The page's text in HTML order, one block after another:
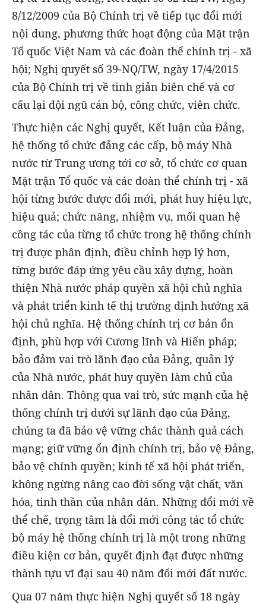
8/12/2009 của Bộ Chính trị về tiếp tục đổi mới
nội dung, phương thức hoạt động của Mặt trận
Tổ quốc Việt Nam và các đoàn thể chính trị - xã
hội; Nghị quyết số 39-NQ/TW, ngày 17/4/2015
của Bộ Chính trị về tinh giản biên chế và cơ
cấu lại đội ngũ cán bộ, công chức, viên chức.
Thực hiện các Nghị quyết, Kết luận của Đảng,
hệ thống tổ chức đảng các cấp, bộ máy Nhà
nước từ Trung ương tới cơ sở, tổ chức cơ quan
Mặt trận Tổ quốc và các đoàn thể chính trị - xã
hội từng bước được đổi mới, phát huy hiệu lực,
hiệu quả; chức năng, nhiệm vụ, mối quan hệ
công tác của từng tổ chức trong hệ thống chính
trị được phân định, điều chỉnh hợp lý hơn,
từng bước đáp ứng yêu cầu xây dựng, hoàn
thiện Nhà nước pháp quyền xã hội chủ nghĩa
và phát triển kinh tế thị trường định hướng xã
hội chủ nghĩa. Hệ thống chính trị cơ bản ổn
định, phù hợp với Cương lĩnh và Hiến pháp;
bảo đảm vai trò lãnh đạo của Đảng, quản lý
của Nhà nước, phát huy quyền làm chủ của
nhân dân. Thông qua vai trò, sức mạnh của hệ
thống chính trị dưới sự lãnh đạo của Đảng,
chúng ta đã bảo vệ vững chắc thành quả cách
mạng; giữ vững ổn định chính trị, bảo vệ Đảng,
bảo vệ chính quyền; kinh tế xã hội phát triển,
không ngừng nâng cao đời sống vật chất, văn
hóa, tinh thần của nhân dân. Những đổi mới về
thể chế, trọng tâm là đổi mới công tác tổ chức
bộ máy hệ thống chính trị là một trong những
điều kiện cơ bản, quyết định đạt được những
thành tựu vĩ đại sau 40 năm đổi mới đất nước.
Qua 07 năm thực hiện Nghị quyết số 18 ngày